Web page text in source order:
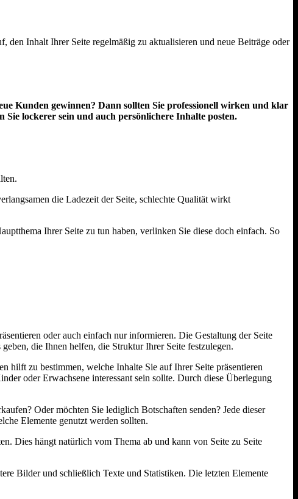
den Inhalt Ihrer Seite regelmäßig zu aktualisieren und neue Beiträge oder
Kunden gewinnen? Dann sollten Sie professionell wirken und klar
lockerer sein und auch persönlichere Inhalte posten.
die Ladezeit der Seite, schlechte Qualität wirkt
Ihrer Seite zu tun haben, verlinken Sie diese doch einfach. So
oder auch einfach nur informieren. Die Gestaltung der Seite
die Ihnen helfen, die Struktur Ihrer Seite festzulegen.
hilft zu bestimmen, welche Inhalte Sie auf Ihrer Seite präsentieren
oder Erwachsene interessant sein sollte. Durch diese Überlegung
Oder möchten Sie lediglich Botschaften senden? Jede dieser
Elemente genutzt werden sollten.
Dies hängt natürlich vom Thema ab und kann von Seite zu Seite
Bilder und schließlich Texte und Statistiken. Die letzten Elemente